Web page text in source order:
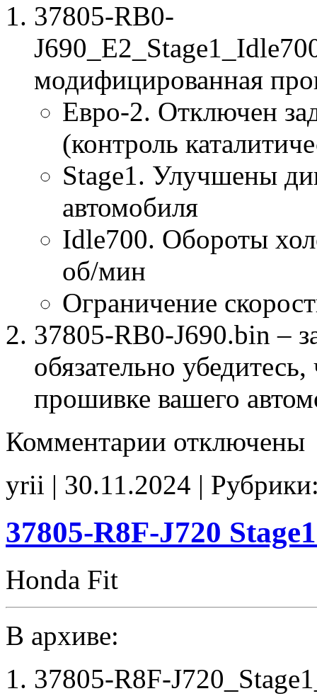
37805-RB0-
модифицированная
Евро-2. Отключен
(контроль
Stage1. Улучшены
автомобиля
Idle700. Обороты
об/мин
Ограничение
37805-RB0-J690.bin –
обязательно
прошивке вашего
Комментарии записи
J690
E2
Idle700
SpLim250
noCHK
отключены
yrii | 30.11.2024 |
37805-R8F-J720
Honda Fit
В архиве:
37805-R8F-